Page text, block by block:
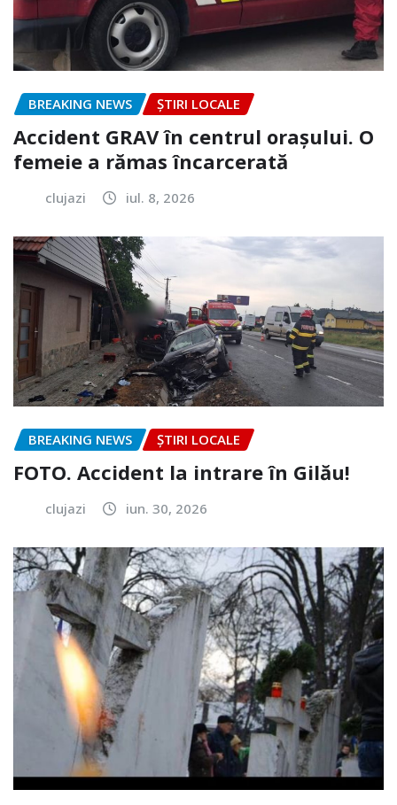
BREAKING NEWS ȘTIRI LOCALE
Accident GRAV în centrul orașului. O
femeie a rămas încarcerată
clujazi iul. 8, 2026
BREAKING NEWS ȘTIRI LOCALE
FOTO. Accident la intrare în Gilău!
clujazi iun. 30, 2026